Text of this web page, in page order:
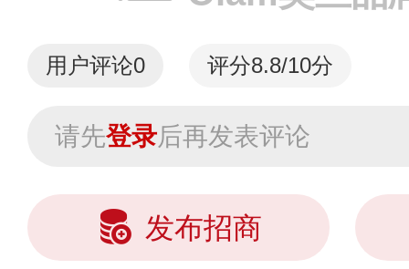
用户评论0 评分8.8/10分
请先登录后再发表评论
发布招商